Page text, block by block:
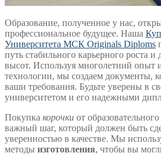
Образование, полученное у нас,
профессиональное будущее. Наша
Университета МСК Originals Diploms
путь стабильного карьерного роста
высот. Используя многолетний опыт
технологии, мы создаем документы,
ваши требования. Будьте уверены в
университетом и его надежными
Покупка корочки от
важный шаг, который должен быть
уверенностью в качестве. Мы
методы изготовления, чтобы вы